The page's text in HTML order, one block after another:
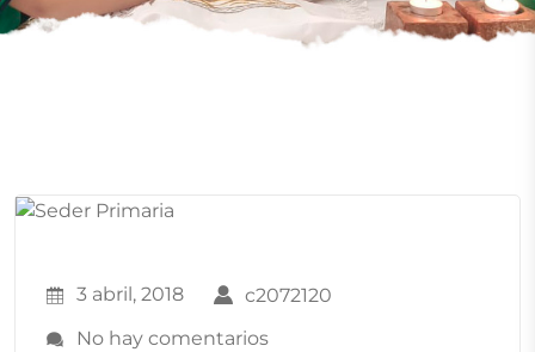
3 abril, 2018
c2072120
No hay comentarios